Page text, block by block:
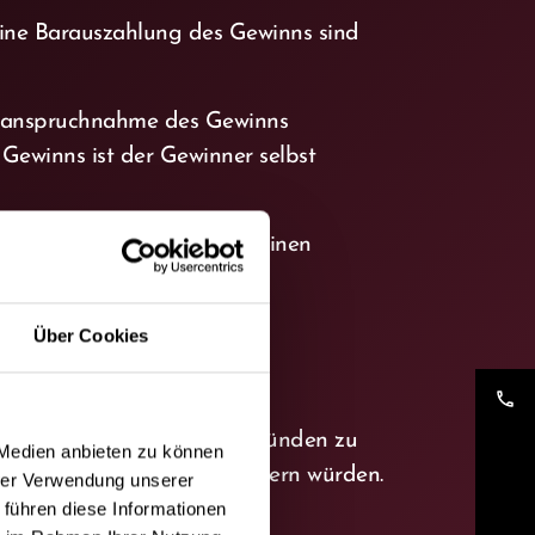
Über Cookies
anbieten zu können
Verwendung unserer
diese Informationen
phone
Barauszahlung des Gewinns sind
des Gewinns
ist der Gewinner selbst
kann der Gewinn auf einen
ohne Mitteilung von Gründen zu
stören oder verhindern würden.